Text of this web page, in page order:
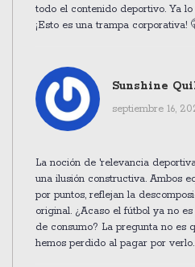
todo el contenido deportivo. Ya
¡Esto es una trampa corporativa!
Sunshine
septiembre 16,
La noción de 'relevancia
una ilusión constructiva. Ambos
por puntos, reflejan la
original. ¿Acaso el fútbol ya no
de consumo? La pregunta no es
hemos perdido al pagar por verlo.